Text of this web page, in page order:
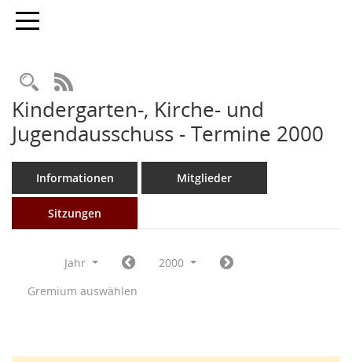
Toggle navigation
Rechercheauswahl
RSS-Feed
Kindergarten-, Kirche- und
Jugendausschuss - Termine 2000
Informationen Mitglieder
Sitzungen
Jahr
2000
Gremium auswählen